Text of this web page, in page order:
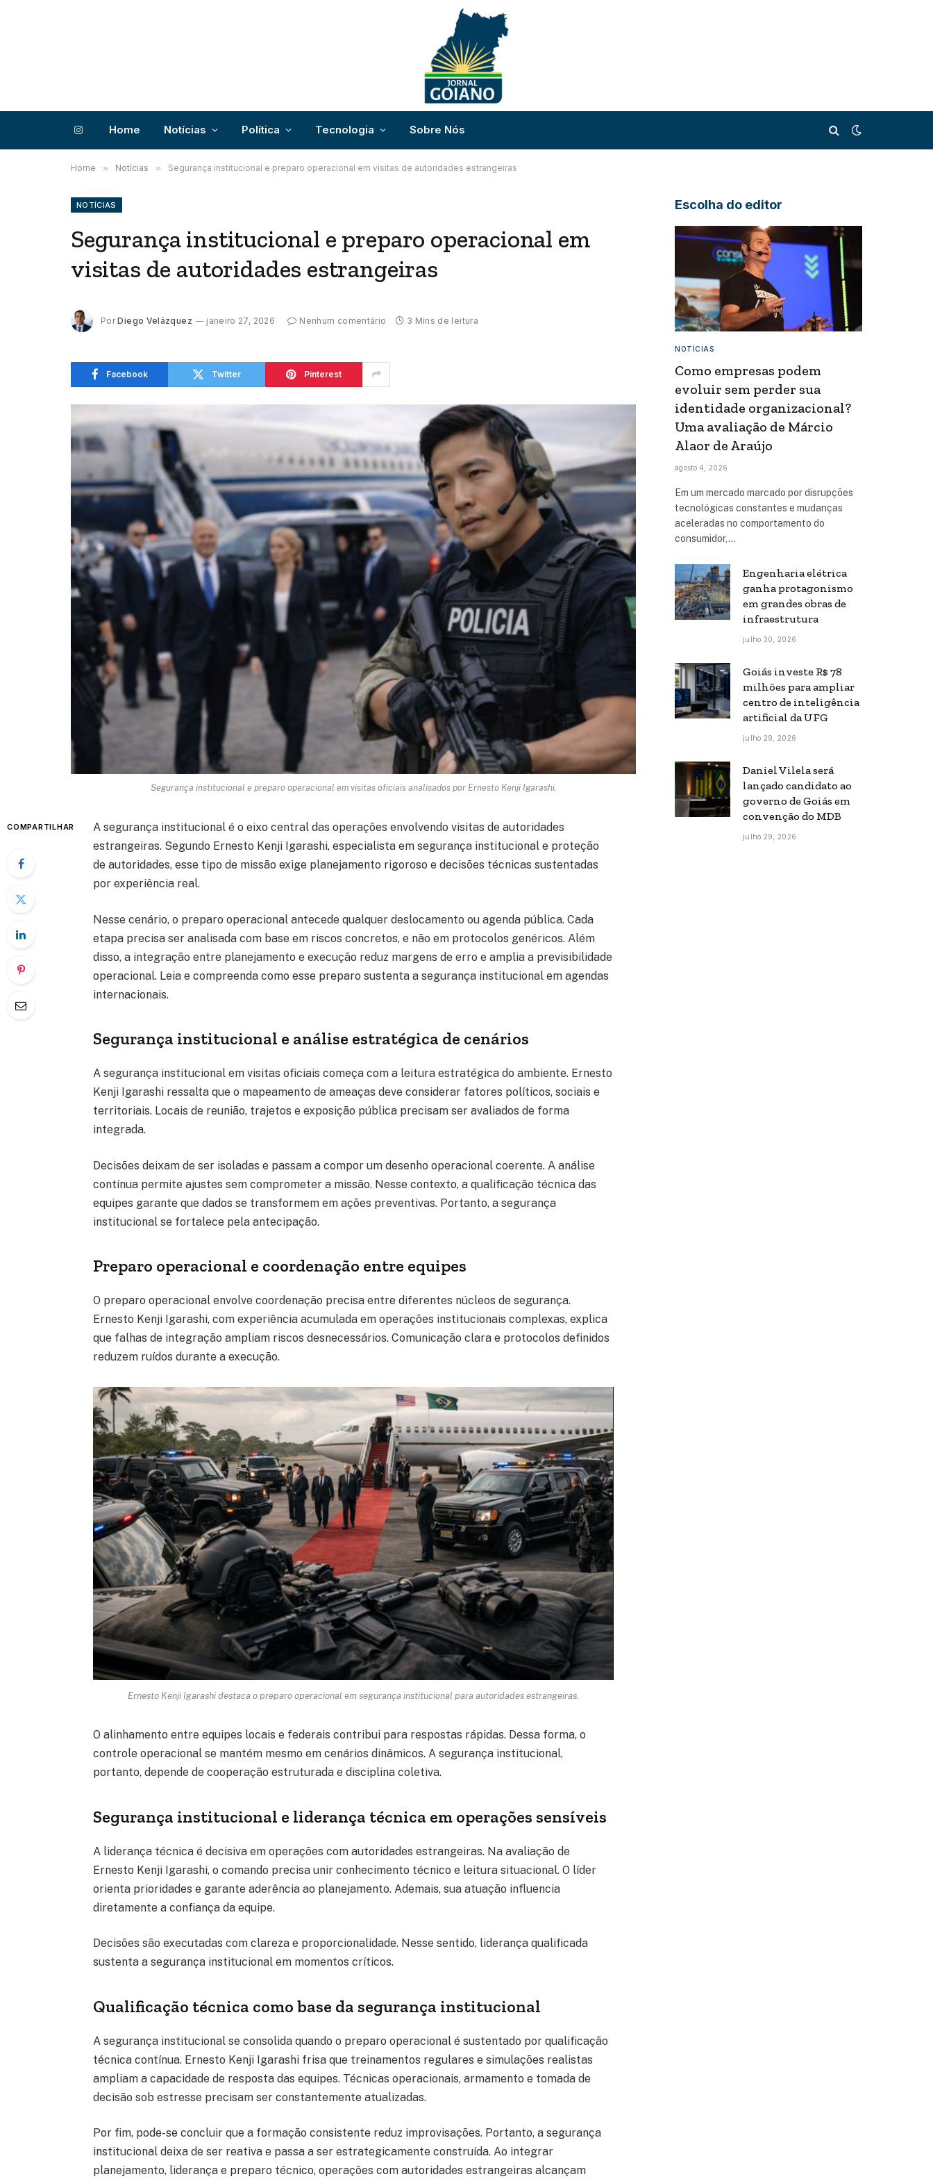
InstagramHome Notícias Política Tecnologia Sobre Nós
Home » Notícias » Segurança institucional e preparo operacional em visitas de autoridades estrangeiras
NOTÍCIAS
Segurança institucional e preparo operacional em
visitas de autoridades estrangeiras
Por Diego Velázquez janeiro 27, 2026 Nenhum comentário 3 Mins de leitura
Facebook Twitter Pinterest
Segurança institucional e preparo operacional em visitas oficiais analisados por Ernesto Kenji Igarashi.
COMPARTILHAR
A segurança institucional é o eixo central das operações envolvendo visitas de autoridades
estrangeiras. Segundo Ernesto Kenji Igarashi, especialista em segurança institucional e proteção
de autoridades, esse tipo de missão exige planejamento rigoroso e decisões técnicas sustentadas
por experiência real.
Nesse cenário, o preparo operacional antecede qualquer deslocamento ou agenda pública. Cada
etapa precisa ser analisada com base em riscos concretos, e não em protocolos genéricos. Além
disso, a integração entre planejamento e execução reduz margens de erro e amplia a previsibilidade
operacional. Leia e compreenda como esse preparo sustenta a segurança institucional em agendas
internacionais.
Segurança institucional e análise estratégica de cenários
A segurança institucional em visitas oficiais começa com a leitura estratégica do ambiente. Ernesto
Kenji Igarashi ressalta que o mapeamento de ameaças deve considerar fatores políticos, sociais e
territoriais. Locais de reunião, trajetos e exposição pública precisam ser avaliados de forma
integrada.
Decisões deixam de ser isoladas e passam a compor um desenho operacional coerente. A análise
contínua permite ajustes sem comprometer a missão. Nesse contexto, a qualificação técnica das
equipes garante que dados se transformem em ações preventivas. Portanto, a segurança
institucional se fortalece pela antecipação.
Preparo operacional e coordenação entre equipes
O preparo operacional envolve coordenação precisa entre diferentes núcleos de segurança.
Ernesto Kenji Igarashi, com experiência acumulada em operações institucionais complexas, explica
que falhas de integração ampliam riscos desnecessários. Comunicação clara e protocolos definidos
reduzem ruídos durante a execução.
Ernesto Kenji Igarashi destaca o preparo operacional em segurança institucional para autoridades estrangeiras.
O alinhamento entre equipes locais e federais contribui para respostas rápidas. Dessa forma, o
controle operacional se mantém mesmo em cenários dinâmicos. A segurança institucional,
portanto, depende de cooperação estruturada e disciplina coletiva.
Segurança institucional e liderança técnica em operações sensíveis
A liderança técnica é decisiva em operações com autoridades estrangeiras. Na avaliação de
Ernesto Kenji Igarashi, o comando precisa unir conhecimento técnico e leitura situacional. O líder
orienta prioridades e garante aderência ao planejamento. Ademais, sua atuação influencia
diretamente a confiança da equipe.
Decisões são executadas com clareza e proporcionalidade. Nesse sentido, liderança qualificada
sustenta a segurança institucional em momentos críticos.
Qualificação técnica como base da segurança institucional
A segurança institucional se consolida quando o preparo operacional é sustentado por qualificação
técnica contínua. Ernesto Kenji Igarashi frisa que treinamentos regulares e simulações realistas
ampliam a capacidade de resposta das equipes. Técnicas operacionais, armamento e tomada de
decisão sob estresse precisam ser constantemente atualizadas.
Por fim, pode-se concluir que a formação consistente reduz improvisações. Portanto, a segurança
institucional deixa de ser reativa e passa a ser estrategicamente construída. Ao integrar
planejamento, liderança e preparo técnico, operações com autoridades estrangeiras alcançam
Escolha do editor
NOTÍCIAS
Como empresas podem
evoluir sem perder sua
identidade organizacional?
Uma avaliação de Márcio
Alaor de Araújo
agosto 4, 2026
Em um mercado marcado por disrupções
tecnológicas constantes e mudanças
aceleradas no comportamento do
consumidor,…
Engenharia elétrica
ganha protagonismo
em grandes obras de
infraestrutura
julho 30, 2026
Goiás investe R$ 78
milhões para ampliar
centro de inteligência
artificial da UFG
julho 29, 2026
Daniel Vilela será
lançado candidato ao
governo de Goiás em
convenção do MDB
julho 29, 2026